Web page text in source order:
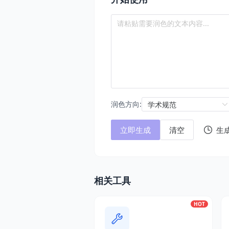
请粘贴需要润色的文本内容...
润色方向: 学术规范
立即生成 清空 生
相关工具
HOT